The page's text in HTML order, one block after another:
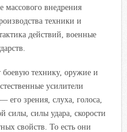
внедрения
техники и
действий, военные
боевую технику, оружие и
усилители
его зрения, слуха, голоса,
силы, силы удара, скорости
свойств. То есть они